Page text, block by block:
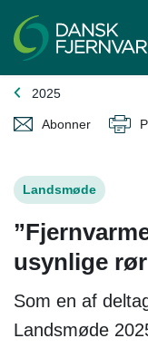
2025
Abonner
Landsmøde
usynlige
Som en af
Landsmøde